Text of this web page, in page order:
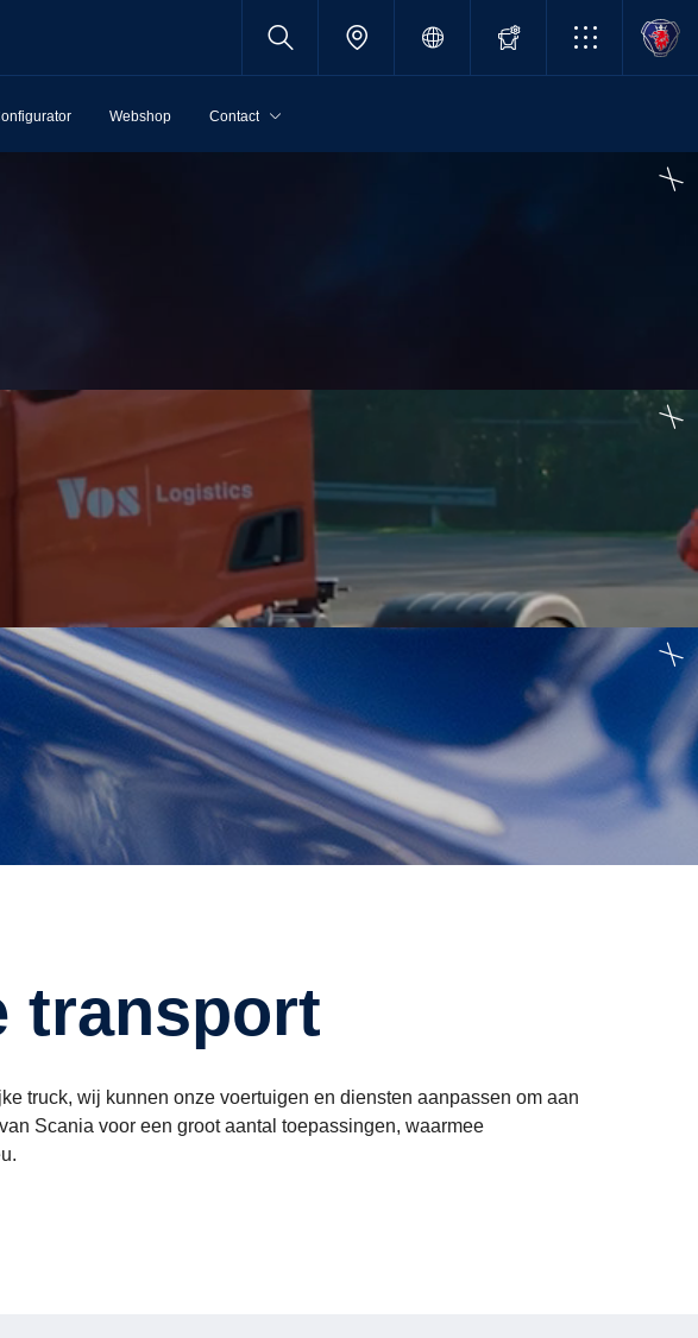
Webshop Contact
transport
truck, wij kunnen onze voertuigen en diensten aanpassen om aan
Scania voor een groot aantal toepassingen, waarmee